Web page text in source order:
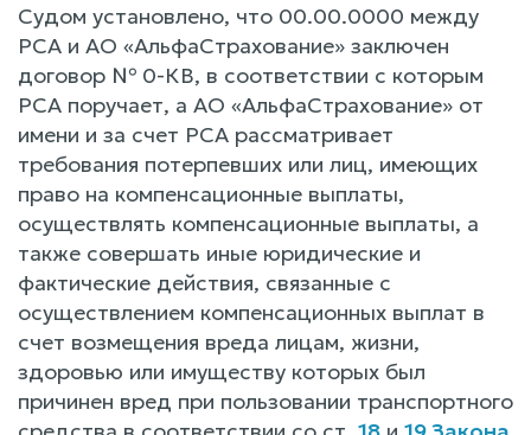
Судом установлено, что 00.00.0000 между
РСА и АО «АльфаСтрахование» заключен
договор № 0-КВ, в соответствии с которым
РСА поручает, а АО «АльфаСтрахование» от
имени и за счет РСА рассматривает
требования потерпевших или лиц, имеющих
право на компенсационные выплаты,
осуществлять компенсационные выплаты, а
также совершать иные юридические и
фактические действия, связанные с
осуществлением компенсационных выплат в
счет возмещения вреда лицам, жизни,
здоровью или имуществу которых был
причинен вред при пользовании транспортного